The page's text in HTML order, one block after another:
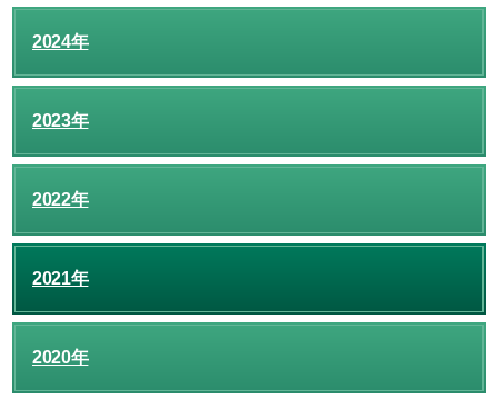
2024年
2023年
2022年
2021年
2020年